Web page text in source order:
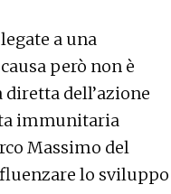
a una
però non è
diretta dell’azione
immunitaria
Massimo del
lo sviluppo